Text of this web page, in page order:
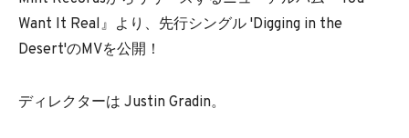
Want It Real』より、先行シングル 'Digging in the
Desert'のMVを公開！
ディレクターは Justin Gradin。